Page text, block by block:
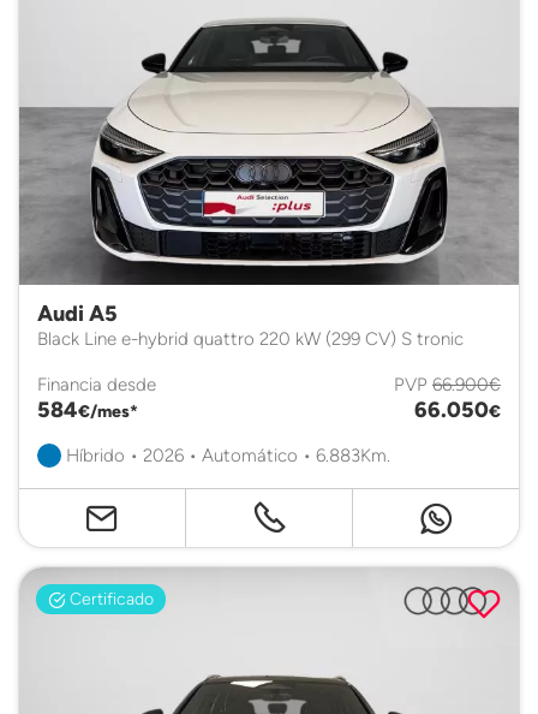
Audi A5
Black Line e-hybrid quattro 220 kW (299 CV) S tronic
Financia desde
584€/mes*
PVP 66.900€
66.050€
Híbrido • 2026 • Automático • 6.883Km.
Certificado